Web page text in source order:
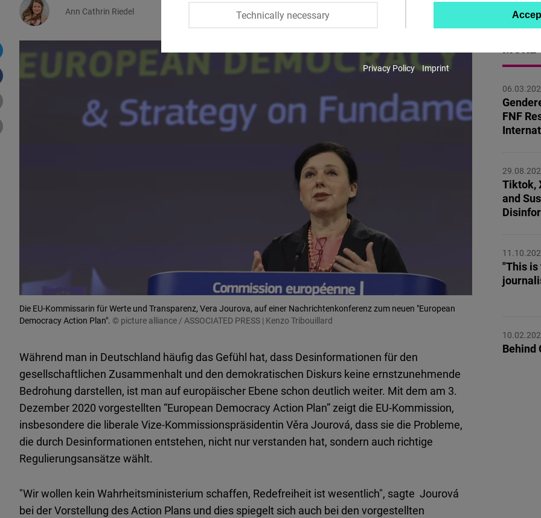
Ann Cathrin Riedel
Die EU-Kommissarin für Werte und Transparenz, Vera Jourova, auf einer Nachrichtenkonferenz zum neuen "European
Democracy Action Plan". © picture alliance / ASSOCIATED PRESS | Kenzo Tribouillard
Während man in Deutschland häufig das Gefühl hat, dass Desinformationen für den
gesellschaftlichen Zusammenhalt und den demokratischen Diskurs keine ernstzunehmende
Bedrohung darstellen, ist man auf europäischer Ebene schon deutlich weiter. Mit dem am 3.
Dezember 2020 vorgestellten “European Democracy Action Plan” zeigt die EU-Kommission,
insbesondere die liberale Vize-Kommissionspräsidentin Věra Jourová, dass sie die Probleme,
die durch Desinformationen entstehen, nicht nur verstanden hat, sondern auch richtige
Regulierungsansätze wählt.
"Wir wollen kein Wahrheitsministerium schaffen, Redefreiheit ist wesentlich", sagte Jourová
bei der Vorstellung des Action Plans und dies spiegelt sich auch bei den vorgestellten
MORE
FNF
Tiktok,
and
"This
Behind
Technically necessary
Instagram
Youtube
Flickr
Embed
Newsletter2go
Podigee
Embed
D.Vinci
Embed
Privacy Policy Imprint